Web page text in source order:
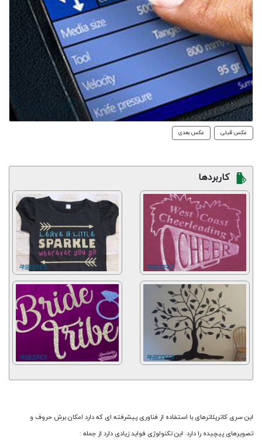
عکس قبلی عکس بعدی
کاربردها
این سری کاترپلاترهای با استفاده از فناوری پیشرفته ای که دارد امکان برش حروف و
تصویرهای پیچیده را دارد. این تکنولوژی فواید زیادی دارد از جمله :